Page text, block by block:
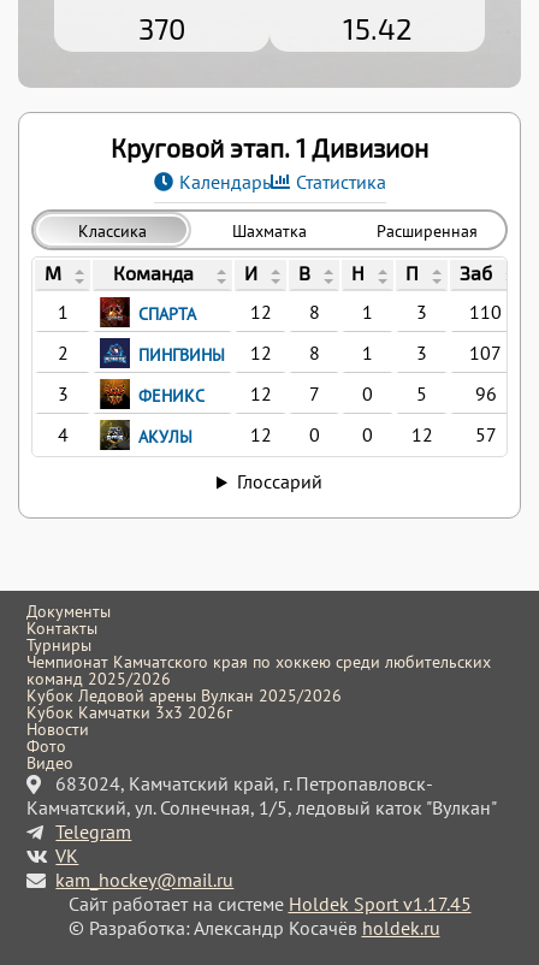
370 15.42
Круговой этап. 1 Дивизион
Календарь Статистика
Классика Шахматка
Расширенная
М
Команда И В Н П Заб
1 СПАРТА 12 8 1 3
110
2
ПИНГВИНЫ 12 8 1 3
107
3
ФЕНИКС 12 7 0 5
96
4
АКУЛЫ 12 0 0 12
57
Глоссарий
Документы
Контакты
Турниры
Чемпионат Камчатского края по хоккею среди любительских
команд 2025/2026
Кубок Ледовой арены Вулкан 2025/2026
Кубок Камчатки 3x3 2026г
Новости
Фото
Видео
683024, Камчатский край, г. Петропавловск-
Камчатский, ул. Солнечная, 1/5, ледовый каток "Вулкан"
Telegram
VK
kam_hockey@mail.ru
Сайт работает на системе Holdek Sport v1.17.45
© Разработка: Александр Косачёв holdek.ru